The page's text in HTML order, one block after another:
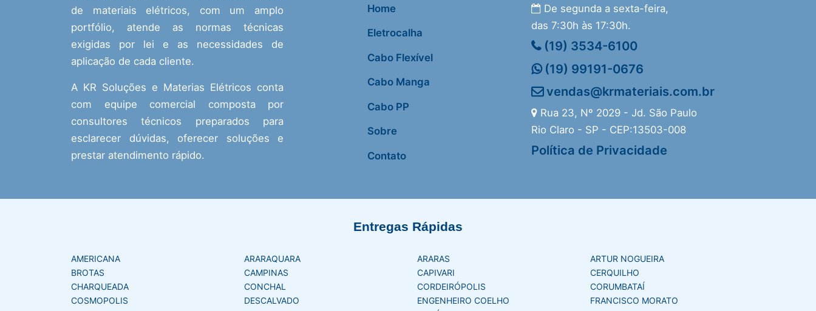
de materiais elétricos, com um amplo
portfólio, atende as normas técnicas
exigidas por lei e as necessidades de
aplicação de cada cliente.
A KR Soluções e Materias Elétricos conta
com equipe comercial composta por
consultores técnicos preparados para
esclarecer dúvidas, oferecer soluções e
prestar atendimento rápido.
Home
Eletrocalha
Cabo Flexível
Cabo Manga
Cabo PP
Sobre
Contato
De segunda a sexta-feira,
das 7:30h às 17:30h.
(19) 3534-6100
(19) 99191-0676
vendas@krmateriais.com.br
Rua 23, Nº 2029 - Jd. São Paulo
Rio Claro - SP - CEP:13503-008
Política de Privacidade
Entregas Rápidas
AMERICANA ARARAQUARA ARARAS
ARTUR NOGUEIRA
BROTAS
CAMPINAS CAPIVARI
CERQUILHO
CHARQUEADA
CONCHAL CORDEIRÓPOLIS
CORUMBATAÍ
COSMOPOLIS
DESCALVADO ENGENHEIRO COELHO
FRANCISCO MORATO